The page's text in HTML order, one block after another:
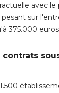
avec le
sur
375.000
contrats